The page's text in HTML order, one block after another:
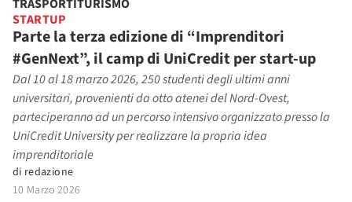
TRASPORTITURISMO
STARTUP
Parte la terza edizione di “Imprenditori
#GenNext”, il camp di UniCredit per start-up
Dal 10 al 18 marzo 2026, 250 studenti degli ultimi anni
universitari, provenienti da otto atenei del Nord-Ovest,
parteciperanno ad un percorso intensivo organizzato presso la
UniCredit University per realizzare la propria idea
imprenditoriale
di redazione
10 Marzo 2026